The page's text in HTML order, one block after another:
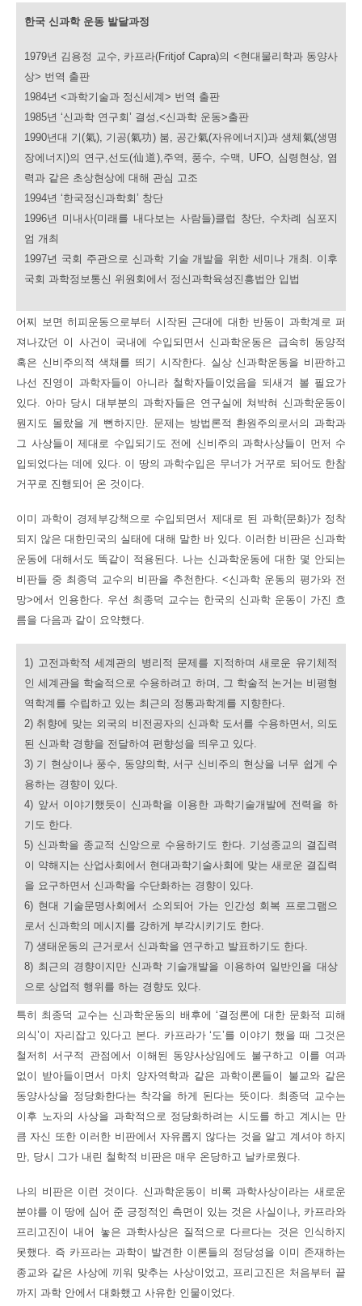
한국 신과학 운동 발달과정
1979년 김용정 교수, 카프라(Fritjof Capra)의 <현대물리학과 동양사
상> 번역 출판
1984년 <과학기술과 정신세계> 번역 출판
1985년 ‘신과학 연구회’ 결성,<신과학 운동>출판
1990년대 기(氣), 기공(氣功) 붐, 공간氣(자유에너지)과 생체氣(생명
장에너지)의 연구,선도(仙道),주역, 풍수, 수맥, UFO, 심령현상, 염
력과 같은 초상현상에 대해 관심 고조
1994년 ‘한국정신과학회’ 창단
1996년 미내사(미래를 내다보는 사람들)클럽 창단, 수차례 심포지
엄 개최
1997년 국회 주관으로 신과학 기술 개발을 위한 세미나 개최. 이후
국회 과학정보통신 위원회에서 정신과학육성진흥법안 입법
어찌 보면 히피운동으로부터 시작된 근대에 대한 반동이 과학계로 퍼
져나갔던 이 사건이 국내에 수입되면서 신과학운동은 급속히 동양적
혹은 신비주의적 색채를 띄기 시작한다. 실상 신과학운동을 비판하고
나선 진영이 과학자들이 아니라 철학자들이었음을 되새겨 볼 필요가
있다. 아마 당시 대부분의 과학자들은 연구실에 쳐박혀 신과학운동이
뭔지도 몰랐을 게 뻔하지만. 문제는 방법론적 환원주의로서의 과학과
그 사상들이 제대로 수입되기도 전에 신비주의 과학사상들이 먼저 수
입되었다는 데에 있다. 이 땅의 과학수입은 무너가 거꾸로 되어도 한참
거꾸로 진행되어 온 것이다.
이미 과학이 경제부강책으로 수입되면서 제대로 된 과학(문화)가 정착
되지 않은 대한민국의 실태에 대해 말한 바 있다. 이러한 비판은 신과학
운동에 대해서도 똑같이 적용된다. 나는 신과학운동에 대한 몇 안되는
비판들 중 최종덕 교수의 비판을 추천한다. <신과학 운동의 평가와 전
망>에서 인용한다. 우선 최종덕 교수는 한국의 신과학 운동이 가진 흐
름을 다음과 같이 요약했다.
1) 고전과학적 세계관의 병리적 문제를 지적하며 새로운 유기체적
인 세계관을 학술적으로 수용하려고 하며, 그 학술적 논거는 비평형
역학계를 수립하고 있는 최근의 정통과학계를 지향한다.
2) 취향에 맞는 외국의 비전공자의 신과학 도서를 수용하면서, 의도
된 신과학 경향을 전달하여 편향성을 띄우고 있다.
3) 기 현상이나 풍수, 동양의학, 서구 신비주의 현상을 너무 쉽게 수
용하는 경향이 있다.
4) 앞서 이야기했듯이 신과학을 이용한 과학기술개발에 전력을 하
기도 한다.
5) 신과학을 종교적 신앙으로 수용하기도 한다. 기성종교의 결집력
이 약해지는 산업사회에서 현대과학기술사회에 맞는 새로운 결집력
을 요구하면서 신과학을 수단화하는 경향이 있다.
6) 현대 기술문명사회에서 소외되어 가는 인간성 회복 프로그램으
로서 신과학의 메시지를 강하게 부각시키기도 한다.
7) 생태운동의 근거로서 신과학을 연구하고 발표하기도 한다.
8) 최근의 경향이지만 신과학 기술개발을 이용하여 일반인을 대상
으로 상업적 행위를 하는 경향도 있다.
특히 최종덕 교수는 신과학운동의 배후에 ‘결정론에 대한 문화적 피해
의식’이 자리잡고 있다고 본다. 카프라가 ‘도’를 이야기 했을 때 그것은
철저히 서구적 관점에서 이해된 동양사상임에도 불구하고 이를 여과
없이 받아들이면서 마치 양자역학과 같은 과학이론들이 불교와 같은
동양사상을 정당화한다는 착각을 하게 된다는 뜻이다. 최종덕 교수는
이후 노자의 사상을 과학적으로 정당화하려는 시도를 하고 계시는 만
큼 자신 또한 이러한 비판에서 자유롭지 않다는 것을 알고 계셔야 하지
만, 당시 그가 내린 철학적 비판은 매우 온당하고 날카로웠다.
나의 비판은 이런 것이다. 신과학운동이 비록 과학사상이라는 새로운
분야를 이 땅에 심어 준 긍정적인 측면이 있는 것은 사실이나, 카프라와
프리고진이 내어 놓은 과학사상은 질적으로 다르다는 것은 인식하지
못했다. 즉 카프라는 과학이 발견한 이론들의 정당성을 이미 존재하는
종교와 같은 사상에 끼워 맞추는 사상이었고, 프리고진은 처음부터 끝
까지 과학 안에서 대화했고 사유한 인물이었다.